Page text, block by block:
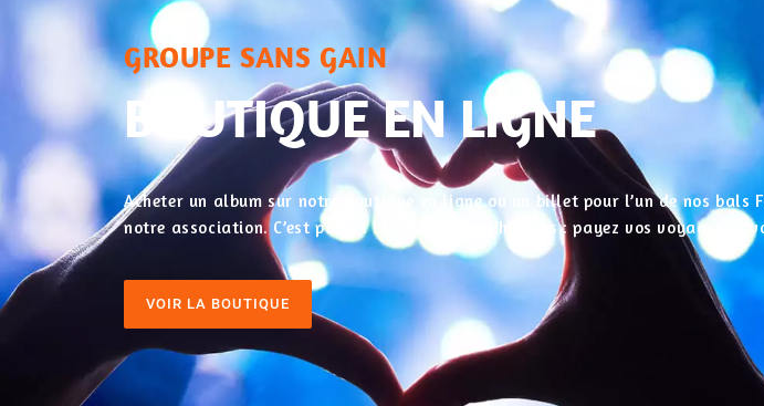
GROUPE SANS GAIN
BOUTIQUE EN LIGNE
Acheter un album sur notre boutique en ligne ou un billet pour l’un de nos
notre association. C’est par ici ! Et pour nos adhérents : payez vos voyages et
VOIR LA BOUTIQUE